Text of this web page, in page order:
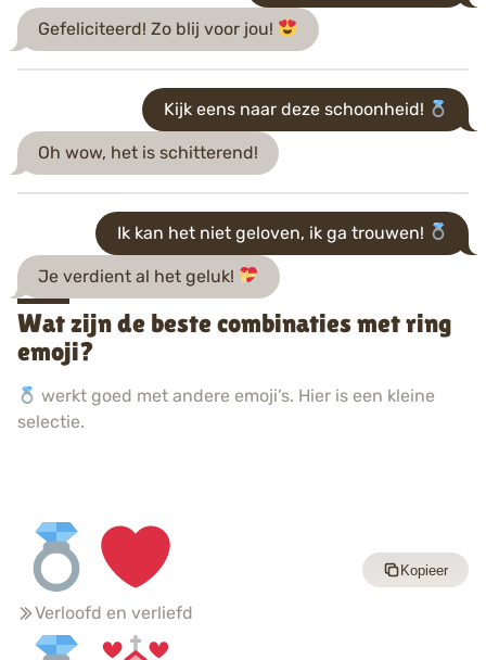
Gefeliciteerd! Zo blij voor jou!
Kijk eens naar deze schoonheid!
Oh wow, het is schitterend!
Ik kan het niet geloven, ik ga trouwen!
Je verdient al het geluk!
Wat zijn de beste combinaties met ring
emoji?
werkt goed met andere emoji’s. Hier is een kleine
selectie.
Verloofd en verliefd
Kopieer